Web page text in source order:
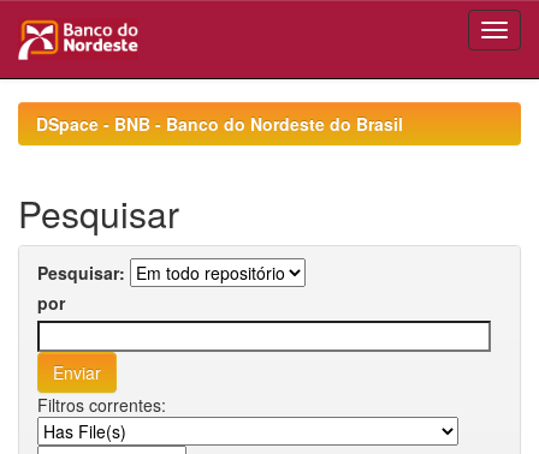
navigationDSpace - BNB - Banco do Nordeste do Brasil
Pesquisar
Pesquisar:
por
Filtros correntes: